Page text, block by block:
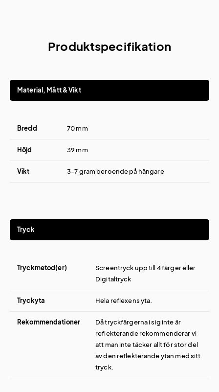
Produktspecifikation
Material, Mått & Vikt
Bredd 70 mm
Höjd 39 mm
Vikt 3-7 gram beroende på hängare
Tryck
Tryckmetod(er)
Screentryck upp till 4 färger eller
Digitaltryck
Tryckyta Hela reflexens yta.
Rekommendationer
Då tryckfärgerna i sig inte är
reflekterande rekommenderar vi
att man inte täcker allt för stor del
av den reflekterande ytan med sitt
tryck.